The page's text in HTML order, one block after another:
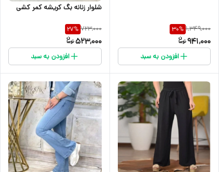
1,349,000
30%
941,000
افزودن به سبد
شلوار زنانه بگ کریشه کمر کشی
723,000
27%
523,000
افزودن به سبد